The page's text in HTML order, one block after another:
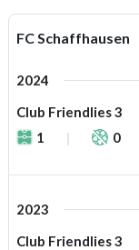
FC Schaffhausen
2024
Club Friendlies 3
1
0
2023
Club Friendlies 3